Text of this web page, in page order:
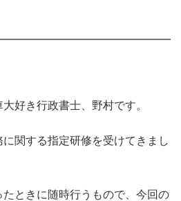
好き行政書士、野村です。
関する指定研修を受けてきまし
ときに随時行うもので、今回の